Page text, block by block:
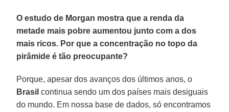
O estudo de Morgan mostra que a renda da
metade mais pobre aumentou junto com a dos
mais ricos. Por que a concentração no topo da
pirâmide é tão preocupante?
Porque, apesar dos avanços dos últimos anos, o
Brasil continua sendo um dos países mais desiguais
do mundo. Em nossa base de dados, só encontramos